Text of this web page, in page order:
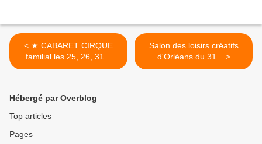
< ★ CABARET CIRQUE
familial les 25, 26, 31...
Salon des loisirs créatifs
d'Orléans du 31... >
Hébergé par Overblog
Top articles
Pages